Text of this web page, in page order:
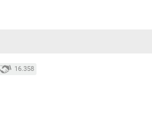
16.358